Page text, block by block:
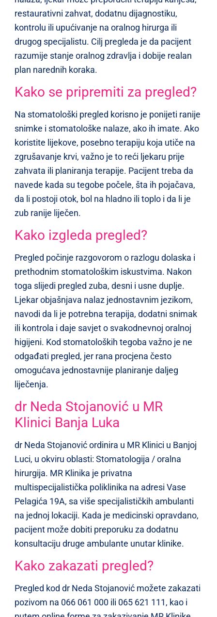
restaurativni zahvat, dodatnu dijagnostiku,
kontrolu ili upućivanje na oralnog hirurga ili
drugog specijalistu. Cilj pregleda je da pacijent
razumije stanje oralnog zdravlja i dobije realan
plan narednih koraka.
Kako se pripremiti za pregled?
Na stomatološki pregled korisno je ponijeti ranije
snimke i stomatološke nalaze, ako ih imate. Ako
koristite lijekove, posebno terapiju koja utiče na
zgrušavanje krvi, važno je to reći ljekaru prije
zahvata ili planiranja terapije. Pacijent treba da
navede kada su tegobe počele, šta ih pojačava,
da li postoji otok, bol na hladno ili toplo i da li je
zub ranije liječen.
Kako izgleda pregled?
Pregled počinje razgovorom o razlogu dolaska i
prethodnim stomatološkim iskustvima. Nakon
toga slijedi pregled zuba, desni i usne duplje.
Ljekar objašnjava nalaz jednostavnim jezikom,
navodi da li je potrebna terapija, dodatni snimak
ili kontrola i daje savjet o svakodnevnoj oralnoj
higijeni. Kod stomatoloških tegoba važno je ne
odgađati pregled, jer rana procjena često
omogućava jednostavnije planiranje daljeg
liječenja.
dr Neda Stojanović u MR
Klinici Banja Luka
dr Neda Stojanović ordinira u MR Klinici u Banjoj
Luci, u okviru oblasti: Stomatologija / oralna
hirurgija. MR Klinika je privatna
multispecijalistička poliklinika na adresi Vase
Pelagića 19A, sa više specijalističkih ambulanti
na jednoj lokaciji. Kada je medicinski opravdano,
pacijent može dobiti preporuku za dodatnu
konsultaciju druge ambulante unutar klinike.
Kako zakazati pregled?
Pregled kod dr Neda Stojanović možete zakazati
pozivom na 066 061 000 ili 065 621 111, kao i